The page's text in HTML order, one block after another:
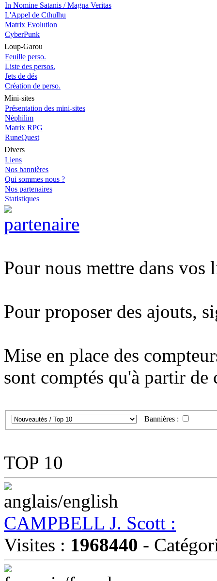
In Nomine Satanis / Magna Veritas
L'Appel de Cthulhu
Matrix Evolution
CyberPunk
Loup-Garou
Feuille perso.
Liste des persos.
Jets de dés
Création de perso.
Mini-sites
Présentation des mini-sites
Néphilim
Matrix RPG
RuneQuest
Divers
Liens
Nos bannières
Qui sommes nous ?
Nos partenaires
Statistiques
Pour nous mettre dans vos
Pour proposer des ajouts,
Mise en place des
sont comptés qu'à partir de
Bannières :
TOP 10
CAMPBELL J. Scott :
Visites : 1968440 -